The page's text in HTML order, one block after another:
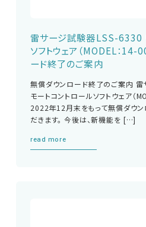
RF関連製品・
雷サージ試験器LSS-6330
ソフトウェア（MODEL：
ード終了のご案内
無償ダウンロード終了のご案内
モートコントロールソフトウェア（
2022年12月末をもって無償ダウ
だきます。 今後は、新機能を […]
read more